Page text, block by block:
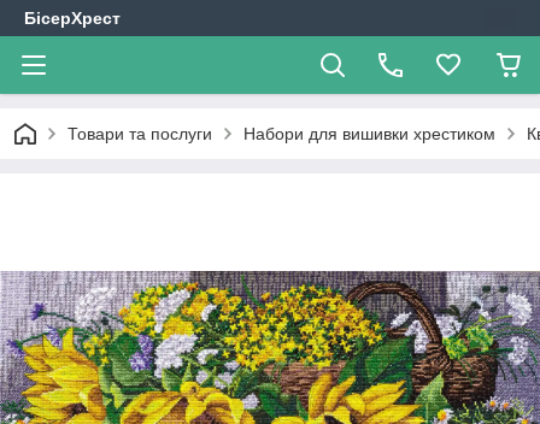
БісерХрест
Товари та послуги Набори для вишивки хрестиком